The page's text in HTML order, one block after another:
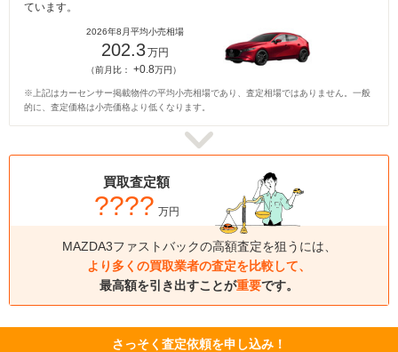
ています。
2026年8月平均小売相場
202.3万円
（前月比： +0.8万円）
※上記はカーセンサー掲載物件の平均小売相場であり、査定相場ではありません。一般
的に、査定価格は小売価格より低くなります。
買取査定額
???? 万円
MAZDA3ファストバックの高額査定を狙うには、
より多くの買取業者の査定を比較して、
最高額を引き出すことが重要です。
さっそく査定依頼を申し込み！